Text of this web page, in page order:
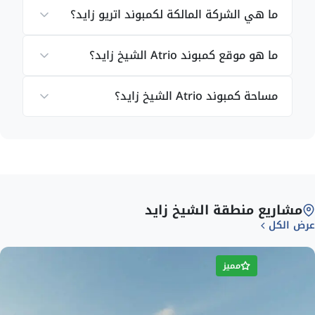
تمتاز الوحدات السكنية في كمبوند اتريو الشيخ زايد
بالفخامة والرقي، مما جعلها مناسبة لمن يبحثون عن
الرفاهية والراحة والأناقة، حيث:
ما هي الشركة المالكة لكمبوند اتريو زايد؟
ما هو موقع كمبوند Atrio الشيخ زايد؟
مساحة كمبوند Atrio الشيخ زايد؟
مشاريع منطقة الشيخ زايد
عرض الكل
مميز